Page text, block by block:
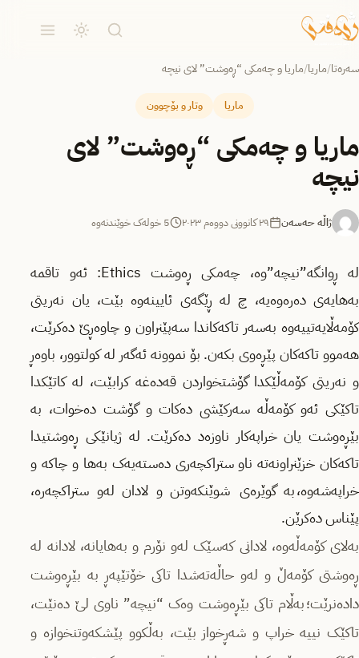
سەرەتا/ماریا/ماریا و چەمکی “ڕەوشت” لای نیچە
ماریا وتار و بۆچوون
ماریا و چەمکی “ڕەوشت” لای
نیچە
ژاڵە حەسەن ٢٩ کانوونی دووەم ٢٠٢٣ 5 خولەک خوێندنەوە
لە ڕوانگە”نیچە”وە، چەمکی ڕەوشت Ethics: ئەو تاقمە
بەهایەی دەرەوەیە، چ لە ڕێگەی ئایینەوە بێت، یان نەریتی
کۆمەڵایەتییەوە بەسەر تاکەکاندا سەپێنراون و چاوەڕێ دەکرێت،
هەموو تاکەکان پێڕەوی بکەن. بۆ نموونە ئەگەر لە کولتوور، باوەڕ
و نەریتی کۆمەڵێکدا گۆشتخواردن قەدەغە کرابێت، لە کاتێکدا
تاکێکی ئەو کۆمەڵە سەرکێشی دەکات و گۆشت دەخوات، بە
بێڕەوشت یان خراپەکار ناوزەد دەکرێت. لە ژیانێکی ڕەوشتیدا
تاکەکان خزێنراونەتە ناو ستراکچەری دەستەیەک بەها و چاکە و
خراپەشەوە، بە گوێرەی شوێنکەوتن و لادان لەو ستراکچەرە،
پێناس دەکرێن.
بەلای کۆمەڵەوە، لادانی کەسێک لەو نۆرم و بەهایانە، لادانە لە
ڕەوشتی کۆمەڵ و لەو حاڵەتەشدا تاکی خۆتێپەڕ بە بێڕەوشت
دادەنرێت؛ بەڵام تاکی بێڕەوشت وەک “نیچە” ناوی لێ دەنێت،
تاکێک نییە خراپ و شەڕخواز بێت، بەڵکوو پێشکەوتنخوازە و